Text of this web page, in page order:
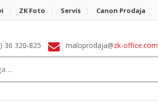
ZK Foto Servis Canon Prodaja
36 320-825 maloprodaja@zk-office.com